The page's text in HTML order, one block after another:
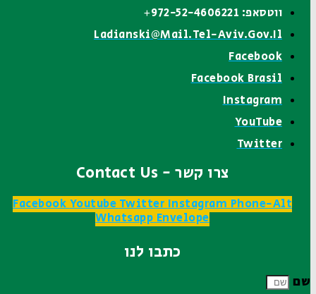
ווטסאפ: 972-52-4606221+
Ladianski@mail.tel-Aviv.gov.il
Facebook
Facebook Brasil
Instagram
YouTube
Twitter
צרו קשר - Contact Us
FacebookYoutubeTwitterInstagramPhone-Alt
WhatsappEnvelope
כתבו לנו
שם